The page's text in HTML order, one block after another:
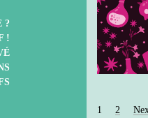
?
!
1 2